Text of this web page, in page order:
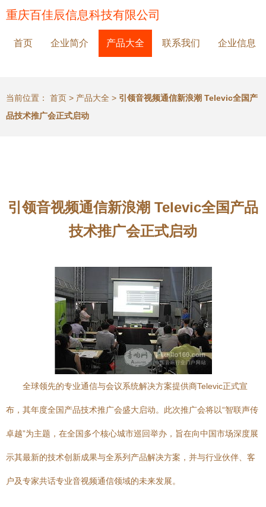
重庆百佳辰信息科技有限公司
首页 企业简介 产品大全 联系我们 企业信息
当前位置： 首页 > 产品大全 > 引领音视频通信新浪潮 Televic全国产
品技术推广会正式启动
引领音视频通信新浪潮 Televic全国产品
技术推广会正式启动
全球领先的专业通信与会议系统解决方案提供商Televic正式宣
布，其年度全国产品技术推广会盛大启动。此次推广会将以“智联声传
卓越”为主题，在全国多个核心城市巡回举办，旨在向中国市场深度展
示其最新的技术创新成果与全系列产品解决方案，并与行业伙伴、客
户及专家共话专业音视频通信领域的未来发展。